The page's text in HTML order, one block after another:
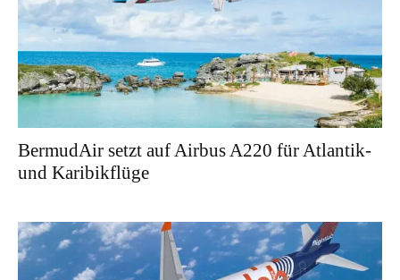
BermudAir setzt auf Airbus A220 für Atlantik-
und Karibikflüge